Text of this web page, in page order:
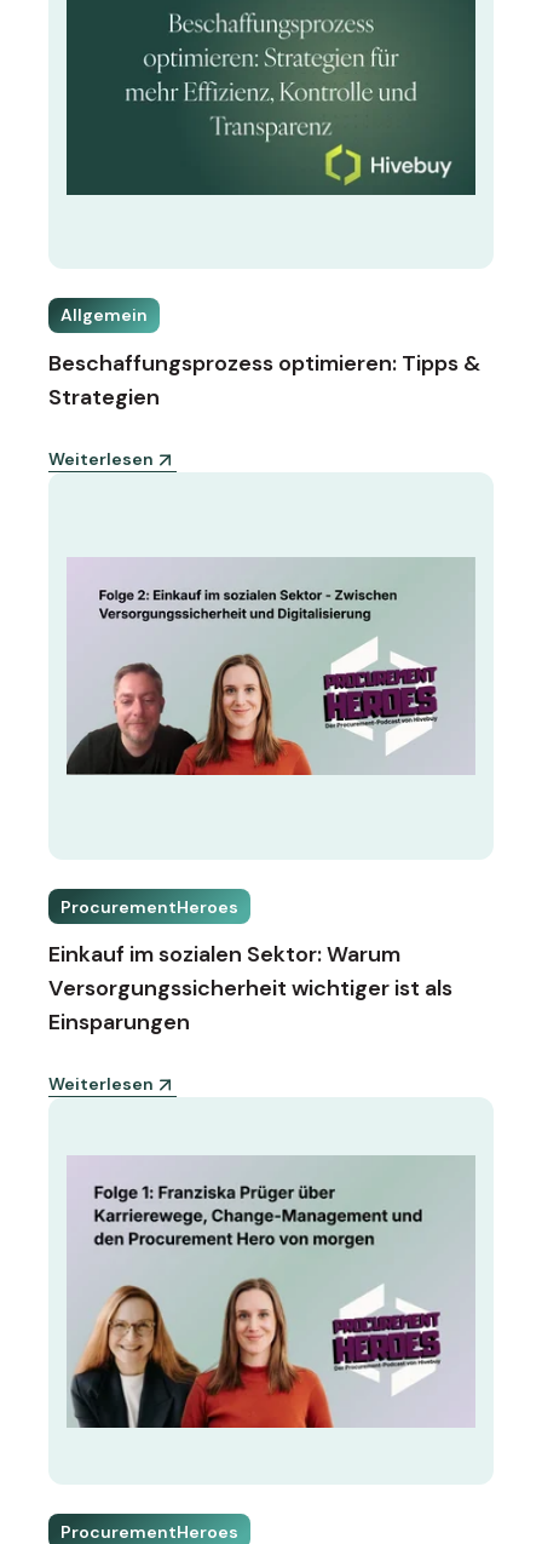
Allgemein
Beschaffungsprozess optimieren: Tipps &
Strategien
Weiterlesen
ProcurementHeroes
Einkauf im sozialen Sektor: Warum
Versorgungssicherheit wichtiger ist als
Einsparungen
Weiterlesen
ProcurementHeroes